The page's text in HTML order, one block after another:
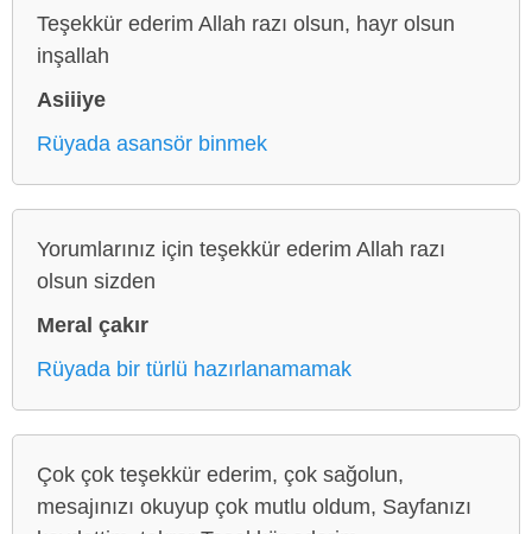
Teşekkür ederim Allah razı olsun, hayr olsun
inşallah
Asiiiye
Rüyada asansör binmek
Yorumlarınız için teşekkür ederim Allah razı
olsun sizden
Meral çakır
Rüyada bir türlü hazırlanamamak
Çok çok teşekkür ederim, çok sağolun,
mesajınızı okuyup çok mutlu oldum, Sayfanızı